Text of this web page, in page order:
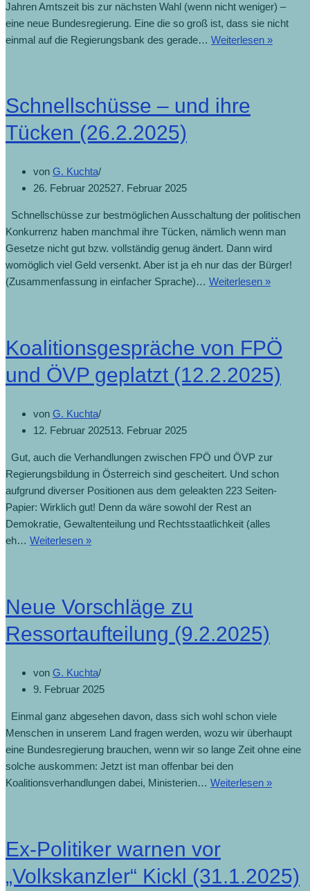
Jahren Amtszeit bis zur nächsten Wahl (wenn nicht weniger) –
eine neue Bundesregierung. Eine die so groß ist, dass sie nicht
einmal auf die Regierungsbank des gerade… Weiterlesen »
Schnellschüsse – und ihre
Tücken (26.2.2025)
von G. Kuchta
26. Februar 202527. Februar 2025
Schnellschüsse zur bestmöglichen Ausschaltung der politischen
Konkurrenz haben manchmal ihre Tücken, nämlich wenn man
Gesetze nicht gut bzw. vollständig genug ändert. Dann wird
womöglich viel Geld versenkt. Aber ist ja eh nur das der Bürger!
(Zusammenfassung in einfacher Sprache)… Weiterlesen »
Koalitionsgespräche von FPÖ
und ÖVP geplatzt (12.2.2025)
von G. Kuchta
12. Februar 202513. Februar 2025
Gut, auch die Verhandlungen zwischen FPÖ und ÖVP zur
Regierungsbildung in Österreich sind gescheitert. Und schon
aufgrund diverser Positionen aus dem geleakten 223 Seiten-
Papier: Wirklich gut! Denn da wäre sowohl der Rest an
Demokratie, Gewaltenteilung und Rechtsstaatlichkeit (alles
eh… Weiterlesen »
Neue Vorschläge zu
Ressortaufteilung (9.2.2025)
von G. Kuchta
9. Februar 2025
Einmal ganz abgesehen davon, dass sich wohl schon viele
Menschen in unserem Land fragen werden, wozu wir überhaupt
eine Bundesregierung brauchen, wenn wir so lange Zeit ohne eine
solche auskommen: Jetzt ist man offenbar bei den
Koalitionsverhandlungen dabei, Ministerien… Weiterlesen »
Ex-Politiker warnen vor
„Volkskanzler“ Kickl (31.1.2025)